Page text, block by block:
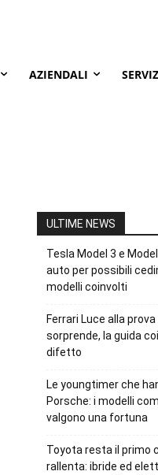
AZIENDALI
ULTIME NEWS
Tesla Model 3 e
auto per possibili
modelli coinvolti
Ferrari Luce alla
sorprende, la guida
difetto
Le youngtimer che
Porsche: i modelli
valgono una fortuna
Toyota resta il primo
rallenta: ibride ed